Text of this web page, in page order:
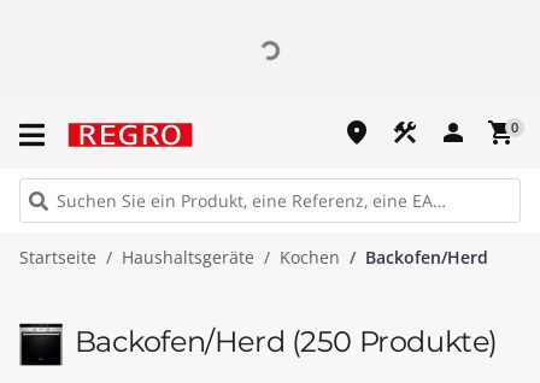
place construction person shopping_cart0
Startseite Haushaltsgeräte Kochen Backofen/Herd
Backofen/Herd (250 Produkte)